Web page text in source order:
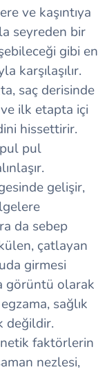
ve kaşıntıya
seyreden bir
gibi en
karşılaşılır.
saç derisinde
ilk etapta içi
hissettirir.
pul
gelişir,
da sebep
çatlayan
girmesi
görüntü olarak
sağlık
değildir.
faktörlerin
nezlesi,